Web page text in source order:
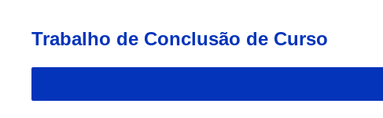
Trabalho de Conclusão de Curso